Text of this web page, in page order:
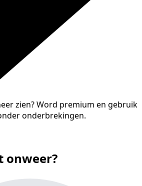
zien?Word premium en gebruik
onderbrekingen.
onweer?